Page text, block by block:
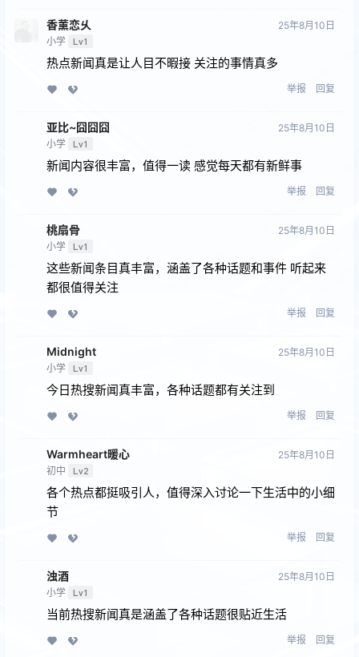
香薰恋乆
小学 Lv1
25年8月10日
热点新闻真是让人目不暇接 关注的事情真多
举报 回复
亚比~囧囧囧
小学 Lv1
25年8月10日
新闻内容很丰富，值得一读 感觉每天都有新鲜事
举报 回复
桃扇骨
小学 Lv1
25年8月10日
这些新闻条目真丰富，涵盖了各种话题和事件 听起来
都很值得关注
举报 回复
Midnight
小学 Lv1
25年8月10日
今日热搜新闻真丰富，各种话题都有关注到
举报 回复
Warmheart暖心
初中 Lv2
25年8月10日
各个热点都挺吸引人，值得深入讨论一下生活中的小细
节
举报 回复
浊酒
小学 Lv1
25年8月10日
当前热搜新闻真是涵盖了各种话题很贴近生活
举报 回复